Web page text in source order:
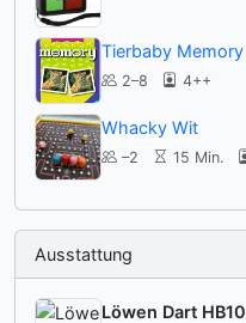
Tierbaby Memory
2–8 4++
Whacky Wit
–2 15 Min.
Ausstattung
Löwen Dart HB10